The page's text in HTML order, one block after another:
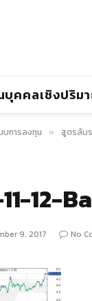
บุคคลเชิงปริม
บการลงทุน » สูตรลับ
12-
9, 2017 No